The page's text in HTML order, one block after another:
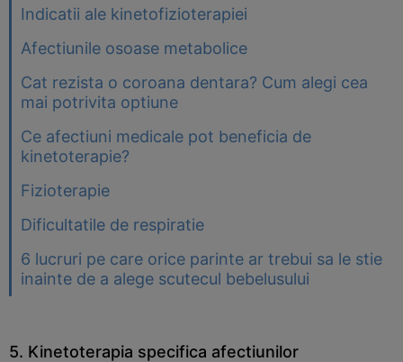
Indicatii ale kinetofizioterapiei
Afectiunile osoase metabolice
Cat rezista o coroana dentara? Cum alegi cea
mai potrivita optiune
Ce afectiuni medicale pot beneficia de
kinetoterapie?
Fizioterapie
Dificultatile de respiratie
6 lucruri pe care orice parinte ar trebui sa le stie
inainte de a alege scutecul bebelusului
5. Kinetoterapia specifica afectiunilor